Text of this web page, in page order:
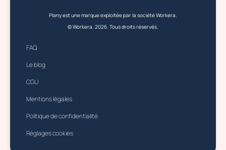
Plany est une marque exploitée par la société Workera.
© Workera, 2026. Tous droits réservés.
FAQ
Le blog
CGU
Mentions légales
Politique de confidentialité
Réglages cookies